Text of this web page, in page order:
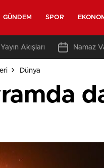
GÜNDEM SPOR
Yayın Akışları Namaz
Dünya